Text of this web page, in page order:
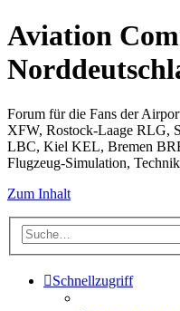
Aviation
Forum für die Fans der
XFW, Rostock-Laage RLG,
LBC, Kiel KEL, Bremen
Flugzeug-Simulation,
Zum Inhalt
Schnellzugriff